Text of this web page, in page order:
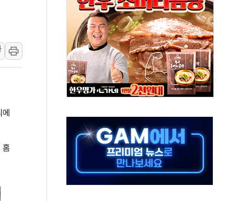
침수 예측"…건설연, AI 위험기상 기술 개발
산세액공제·인증제도 개선 수혜 기대"
간 무너져…대전서 50대 일용직 추락 사망
대출 풀고 재개발·재건축 촉진하는 것이 부동산 정상화"
'尹 관저 이전 감사 무마' 유병호 감사위원 구속 기소
이버…내년 AI 팩토리 매출 본격화
원 환시 개입...4월 말 '56조원' 사상 최대
재단, 스타트업 지원 프로그램 성료
기 혐의' 차가원 대표 구속 송치